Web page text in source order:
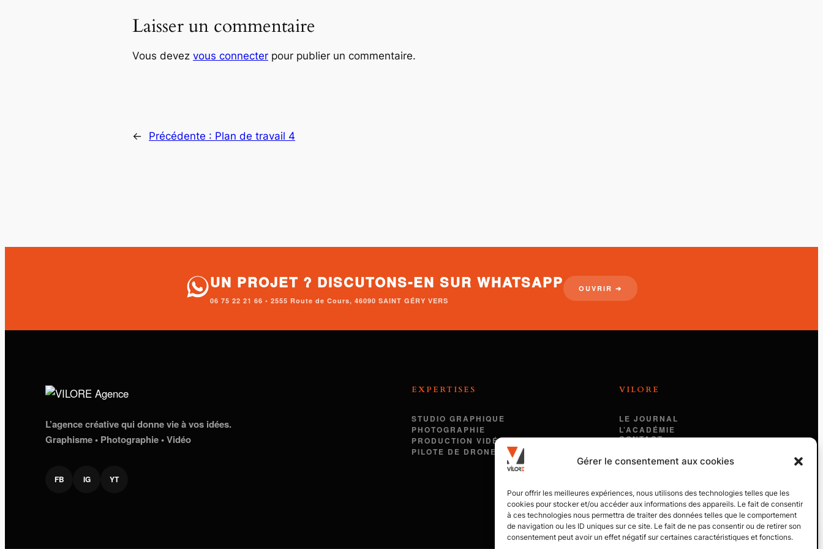
Gérer le consentement aux cookies
Pour offrir les meilleures expériences, nous utilisons des technologies telles que les
cookies pour stocker et/ou accéder aux informations des appareils. Le fait de consentir
à ces technologies nous permettra de traiter des données telles que le comportement
de navigation ou les ID uniques sur ce site. Le fait de ne pas consentir ou de retirer son
consentement peut avoir un effet négatif sur certaines caractéristiques et fonctions.
Laisser un commentaire
Vous devez vous connecter pour publier un commentaire.
← Précédente : Plan de travail 4
UN PROJET ? DISCUTONS-EN SUR WHATSAPP
06 75 22 21 66 • 2555 Route de Cours, 46090 SAINT GÉRY VERS
OUVRIR ➔
L’agence créative qui donne vie à vos idées.
Graphisme • Photographie • Vidéo
FB IG YT
EXPERTISES
STUDIO GRAPHIQUE
PHOTOGRAPHIE
PRODUCTION VIDÉO
PILOTE DE DRONE
VILORE
LE JOURNAL
L’ACADÉMIE
CONTACT